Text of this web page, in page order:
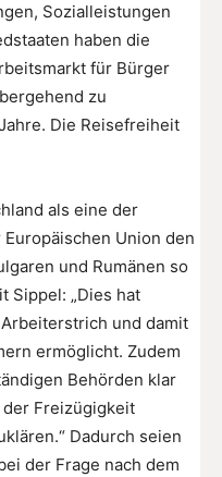
Sozialleistungen
haben die
für Bürger
zu
Die Reisefreiheit
als eine der
Union den
und Rumänen so
Sippel: „Dies hat
und damit
ermöglicht. Zudem
Behörden klar
der Freizügigkeit
Dadurch seien
der Frage nach dem